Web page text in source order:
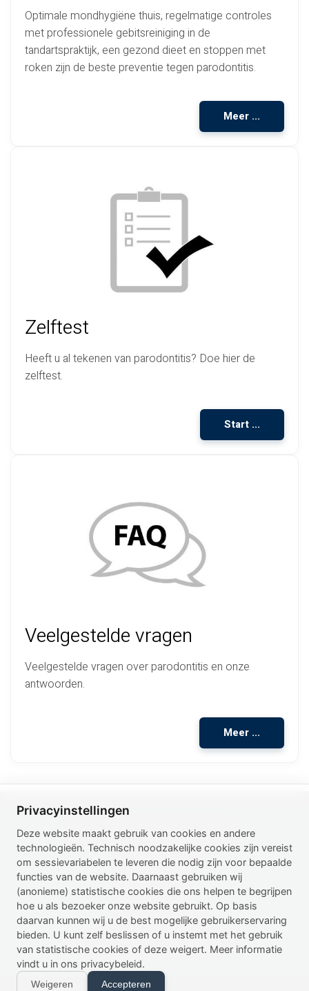
Optimale mondhygiëne thuis, regelmatige controles
met professionele gebitsreiniging in de
tandartspraktijk, een gezond dieet en stoppen met
roken zijn de beste preventie tegen parodontitis.
Meer ...
Zelftest
Heeft u al tekenen van parodontitis? Doe hier de
zelftest.
Start ...
Veelgestelde vragen
Veelgestelde vragen over parodontitis en onze
antwoorden.
Meer ...
WWW.PERIODONTAL-HEALTH.COM
TRANSLATIONS
IMPRESSUM
DISCLAIMER
PRIVACY POLICY
FEEDBACK@PERIO-TOOLS.COM
Privacyinstellingen
Deze website maakt gebruik van cookies en andere
technologieën. Technisch noodzakelijke cookies zijn vereist
om sessievariabelen te leveren die nodig zijn voor bepaalde
functies van de website. Daarnaast gebruiken wij
(anonieme) statistische cookies die ons helpen te begrijpen
hoe u als bezoeker onze website gebruikt. Op basis
daarvan kunnen wij u de best mogelijke gebruikerservaring
bieden. U kunt zelf beslissen of u instemt met het gebruik
van statistische cookies of deze weigert. Meer informatie
vindt u in ons privacybeleid.
Weigeren Accepteren